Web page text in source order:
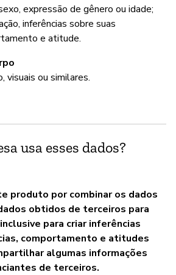
expressão de gênero ou idade;
inferências sobre suas
e atitude.
visuais ou similares.
usa esses dados?
produto por combinar os dados
obtidos de terceiros para
para criar inferências
comportamento e atitudes
algumas informações
de terceiros.